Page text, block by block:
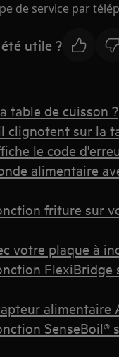
de service par
utile ?
table de cuisson ?
clignotent sur la
le code
alimentaire
friture sur
votre plaque à
alimentaire
SenseBoil®